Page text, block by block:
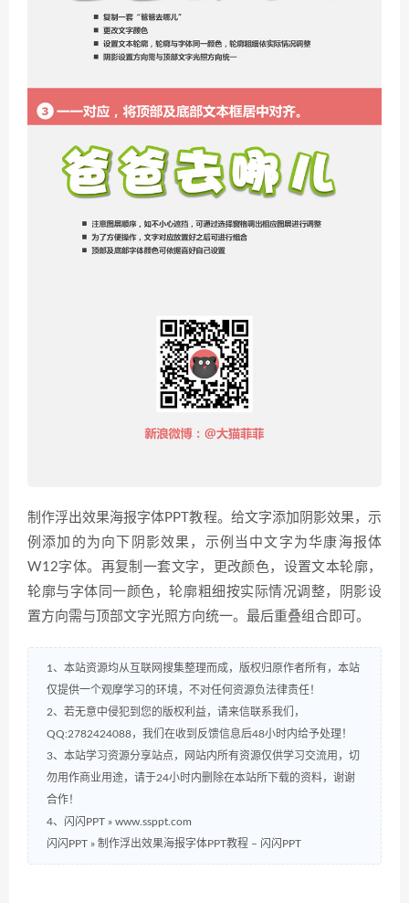
制作浮出效果海报字体PPT教程。给文字添加阴影效果，示
例添加的为向下阴影效果，示例当中文字为华康海报体
W12字体。再复制一套文字，更改颜色，设置文本轮廓，
轮廓与字体同一颜色，轮廓粗细按实际情况调整，阴影设
置方向需与顶部文字光照方向统一。最后重叠组合即可。
1、本站资源均从互联网搜集整理而成，版权归原作者所有，本站
仅提供一个观摩学习的环境，不对任何资源负法律责任！
2、若无意中侵犯到您的版权利益，请来信联系我们，
QQ:2782424088，我们在收到反馈信息后48小时内给予处理！
3、本站学习资源分享站点，网站内所有资源仅供学习交流用，切
勿用作商业用途，请于24小时内删除在本站所下载的资料，谢谢
合作！
4、闪闪PPT » www.ssppt.com
闪闪PPT » 制作浮出效果海报字体PPT教程 – 闪闪PPT